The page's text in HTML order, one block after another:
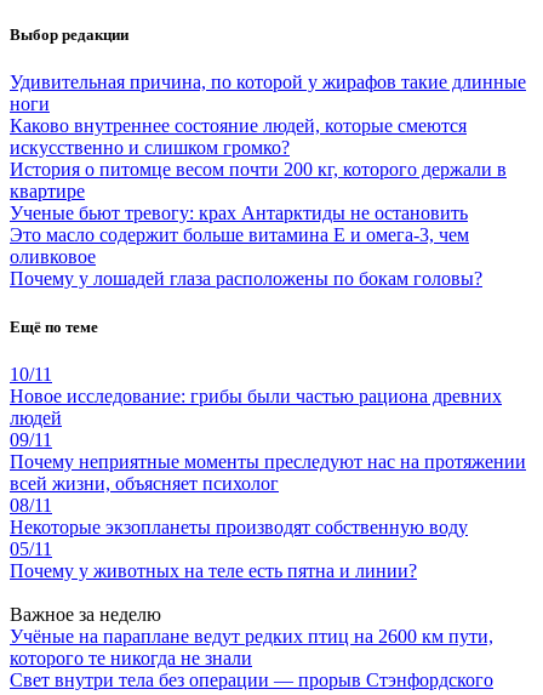
Выбор редакции
Удивительная причина, по которой у жирафов такие длинные
ноги
Каково внутреннее состояние людей, которые смеются
искусственно и слишком громко?
История о питомце весом почти 200 кг, которого держали в
квартире
Ученые бьют тревогу: крах Антарктиды не остановить
Это масло содержит больше витамина Е и омега-3, чем
оливковое
Почему у лошадей глаза расположены по бокам головы?
Ещё по теме
10/11
Новое исследование: грибы были частью рациона древних
людей
09/11
Почему неприятные моменты преследуют нас на протяжении
всей жизни, объясняет психолог
08/11
Некоторые экзопланеты производят собственную воду
05/11
Почему у животных на теле есть пятна и линии?
Важное за неделю
Учёные на параплане ведут редких птиц на 2600 км пути,
которого те никогда не знали
Свет внутри тела без операции — прорыв Стэнфордского